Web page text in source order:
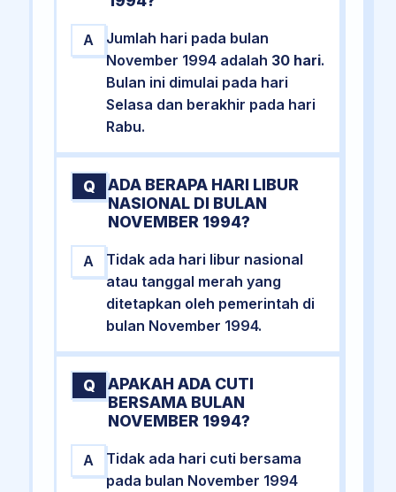
A
Jumlah hari pada bulan
November 1994 adalah 30 hari.
Bulan ini dimulai pada hari
Selasa dan berakhir pada hari
Rabu.
Q
ADA BERAPA HARI LIBUR
NASIONAL DI BULAN
NOVEMBER 1994?
A
Tidak ada hari libur nasional
atau tanggal merah yang
ditetapkan oleh pemerintah di
bulan November 1994.
Q
APAKAH ADA CUTI
BERSAMA BULAN
NOVEMBER 1994?
A
Tidak ada hari cuti bersama
pada bulan November 1994